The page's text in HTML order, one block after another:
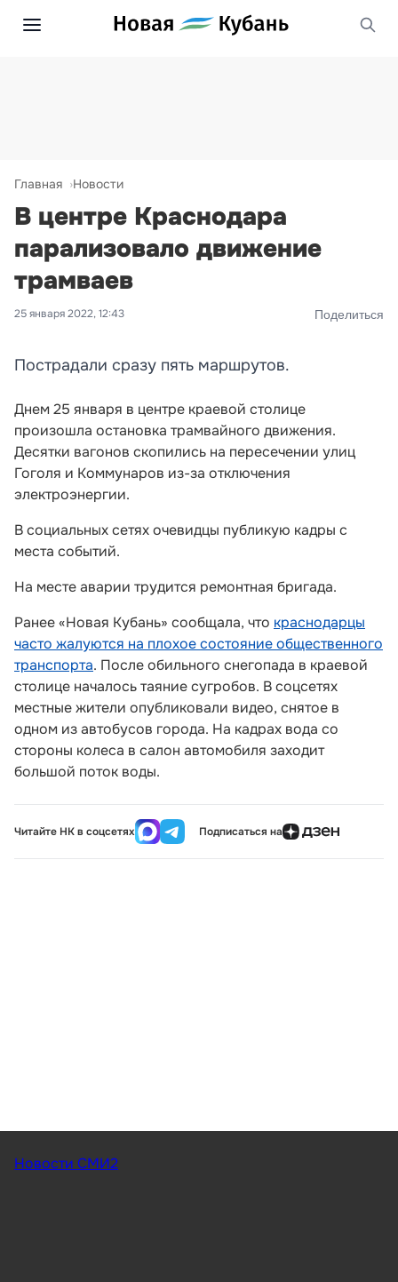
Главная Новости
В центре Краснодара
парализовало движение
трамваев
25 января 2022, 12:43 Поделиться
Пострадали сразу пять маршрутов.
Днем 25 января в центре краевой столице
произошла остановка трамвайного движения.
Десятки вагонов скопились на пересечении улиц
Гоголя и Коммунаров из-за отключения
электроэнергии.
В социальных сетях очевидцы публикую кадры с
места событий.
На месте аварии трудится ремонтная бригада.
Ранее «Новая Кубань» сообщала, что краснодарцы
часто жалуются на плохое состояние общественного
транспорта. После обильного снегопада в краевой
столице началось таяние сугробов. В соцсетях
местные жители опубликовали видео, снятое в
одном из автобусов города. На кадрах вода со
стороны колеса в салон автомобиля заходит
большой поток воды.
Читайте НК в соцсетях Подписаться на
Новости СМИ2